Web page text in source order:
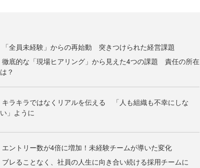
「全員未経験」からの再始動 突きつけられた経営課題
徹底的な「現場ヒアリング」から見えた4つの課題 責任の所在
は？
キラキラではなくリアルを伝える 「人も組織も不幸にしな
い」ように
エントリー数が4倍に増加！未経験チームが導いた変化
ブレることなく、社員の人生に向き合い続ける採用チームに